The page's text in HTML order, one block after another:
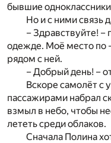
бывшие
Но и с ними связь
– Здравствуйте!
одежде. Моё место по
рядом с ней.
– Добрый день! –
Вскоре самолёт с
пассажирами набрал
взмыл в небо, чтобы
лететь среди облаков.
Сначала Полина